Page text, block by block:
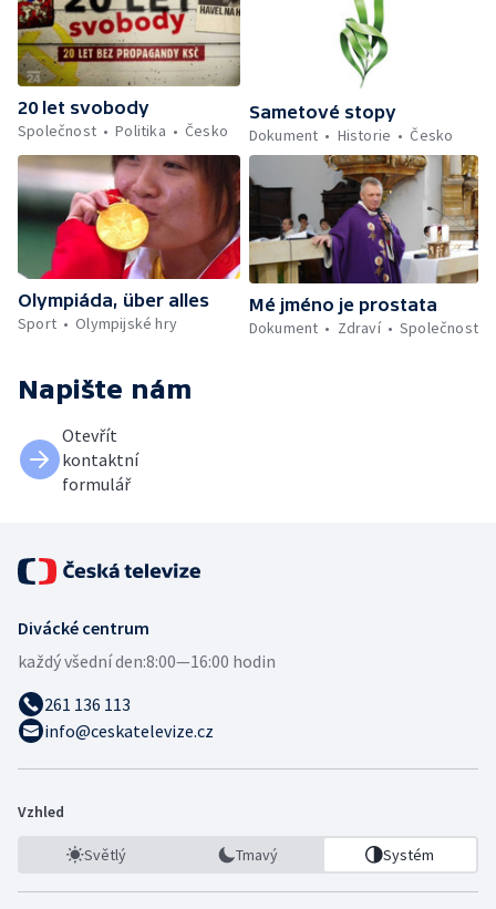
20 let svobody
Společnost
Politika Česko
Sametové stopy
Dokument
Historie Česko
Olympiáda, über alles
Sport
Olympijské hry
Mé jméno je prostata
Dokument
Zdraví Společnost
Napište nám
Otevřít
kontaktní
formulář
Divácké centrum
každý všední den:8:00—16:00 hodin
261 136 113
info@ceskatelevize.cz
Vzhled
Světlý Tmavý Systém